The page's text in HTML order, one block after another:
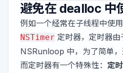
避免在 dealloc 中
例如一个经常在子线程中使
NSTimer 定时器，定时器由
NSRunloop 中，为了简单，
而定时器有一个特殊性： 定